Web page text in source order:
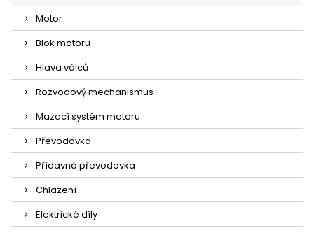
Motor
Blok motoru
Hlava válců
Rozvodový mechanismus
Mazací systém motoru
Převodovka
Přídavná převodovka
Chlazení
Elektrické díly